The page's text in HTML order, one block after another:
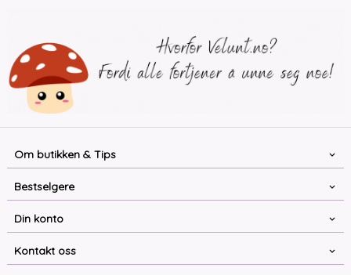
Om butikken & Tips
Bestselgere
Din konto
Kontakt oss